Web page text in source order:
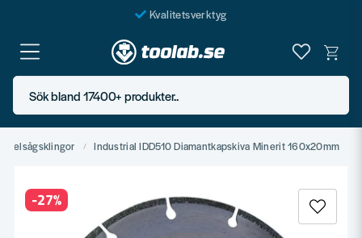
Kvalitetsverktyg
Fraktfritt över 999 SEK*
En järnhandel för alla
Butik i Göteborg
Sök bland 17400+ produkter..
Industrial IDD510 Diamantkapskiva Minerit 160x20mm
-27%